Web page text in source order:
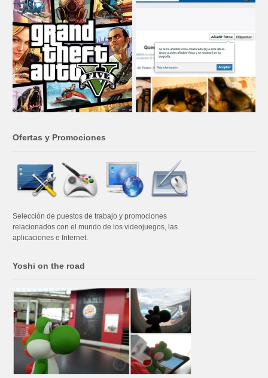
Ofertas y Promociones
Selección de puestos de trabajo y promociones
relacionados con el mundo de los videojuegos, las
aplicaciones e Internet.
Yoshi on the road